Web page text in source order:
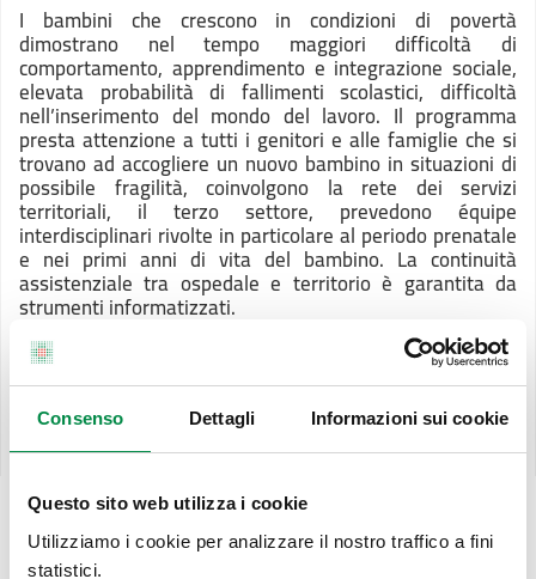
Consenso Dettagli Informazioni sui cookie
Questo sito web utilizza i cookie
Utilizziamo i cookie per analizzare il nostro traffico a fini
statistici.
I bambini che crescono in condizioni di povertà
dimostrano nel tempo maggiori difficoltà di
comportamento, apprendimento e integrazione sociale,
elevata probabilità di fallimenti scolastici, difficoltà
nell’inserimento del mondo del lavoro. Il programma
presta attenzione a tutti i genitori e alle famiglie che si
trovano ad accogliere un nuovo bambino in situazioni di
possibile fragilità, coinvolgono la rete dei servizi
territoriali, il terzo settore, prevedono équipe
interdisciplinari rivolte in particolare al periodo prenatale
e nei primi anni di vita del bambino. La continuità
assistenziale tra ospedale e territorio è garantita da
strumenti informatizzati.
Scarica Programma PL11
Scarica Scheda di sintesi PL 11
(206.8 KB)
Scarica Governance e indicatori PL11
Il percorso nascita all'Ausl di Imola - Consultorio
Familiare